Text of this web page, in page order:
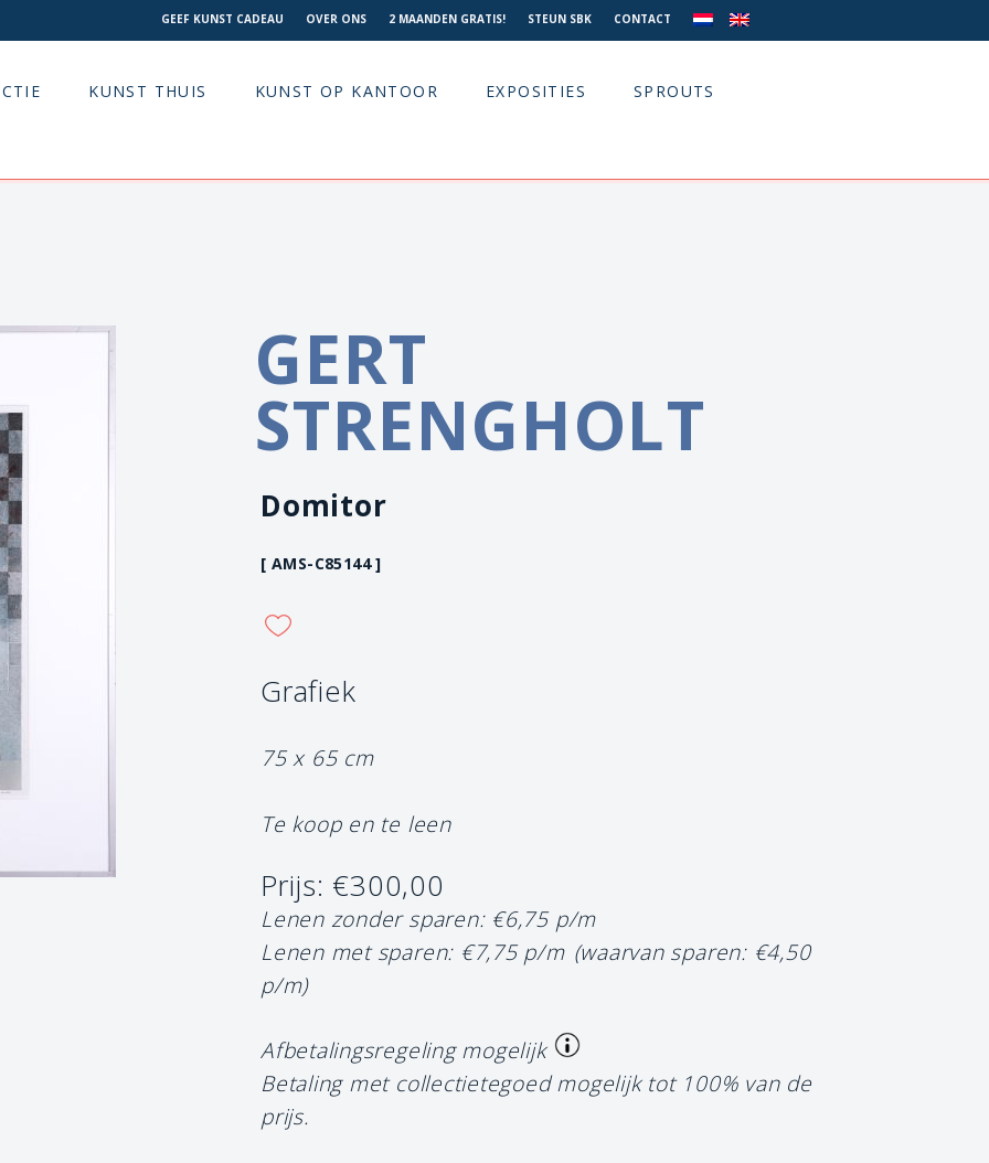
GEEF KUNST CADEAU OVER ONS 2 MAANDEN GRATIS! STEUN SBK CONTACT
KUNST THUIS KUNST OP KANTOOR EXPOSITIES SPROUTS
GERT
STRENGHOLT
Domitor
[ AMS-C85144 ]
Grafiek
75 x 65 cm
Te koop en te leen
Prijs: €300,00
Lenen zonder sparen: €6,75 p/m
Lenen met sparen: €7,75 p/m (waarvan sparen: €4,50
p/m)
Afbetalingsregeling mogelijk
Betaling met collectietegoed mogelijk tot 100% van de
prijs.